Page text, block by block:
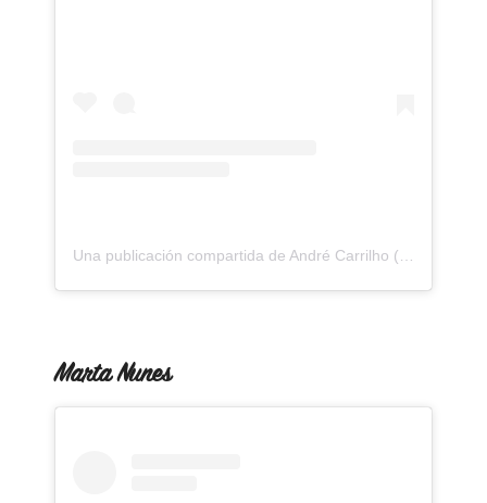
Una publicación compartida de André Carrilho (@andre_carrilho)
Marta Nunes